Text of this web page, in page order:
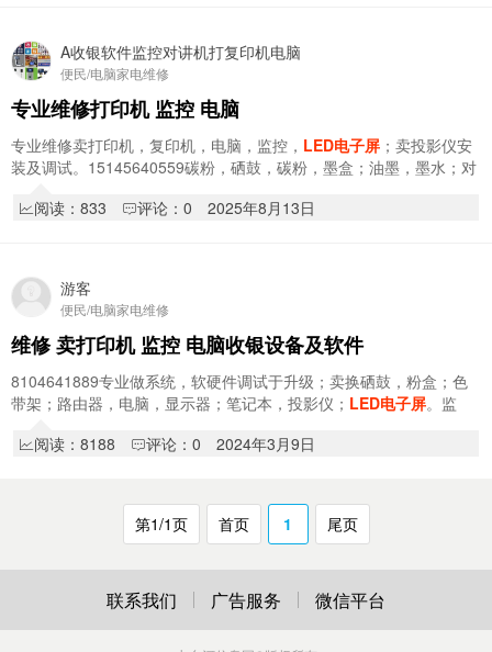
A收银软件监控对讲机打复印机电脑
便民/电脑家电维修
专业维修打印机 监控 电脑
专业维修卖打印机，复印机，电脑，监控， LED电子屏 ；卖投影仪安
装及调试。15145640559碳粉，硒鼓，碳粉，墨盒；油墨，墨水；对
阅读：833
评论：0 2025年8月13日
游客
便民/电脑家电维修
维修 卖打印机 监控 电脑收银设备及软件
8104641889专业做系统，软硬件调试于升级；卖换硒鼓，粉盒；色
带架；路由器，电脑，显示器；笔记本，投影仪； LED电子屏。监
阅读：8188
评论：0 2024年3月9日
第1/1页 首页 1 尾页
联系我们 广告服务 微信平台